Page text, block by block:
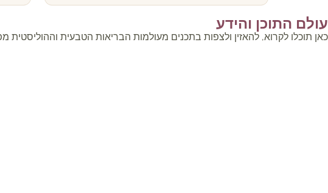
עולם התוכן והידע
כאן תוכלו לקרוא, להאזין ולצפות בתכנים מעולמות הבריאות הטבעית וההוליסטית